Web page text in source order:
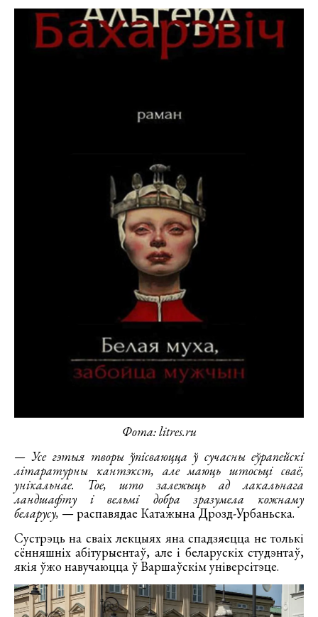
Фота: litres.ru
— Усе гэтыя творы ўпісваюцца ў сучасны еўрапейскі
літаратурны кантэкст, але маюць штосьці сваё,
унікальнае. Тое, што залежыць ад лакальнага
ландшафту і вельмі добра зразумела кожнаму
беларусу, — распавядае Катажына Дрозд-Урбаньска.
Сустрэць на сваіх лекцыях яна спадзяецца не толькі
сённяшніх абітурыентаў, але і беларускіх студэнтаў,
якія ўжо навучаюцца ў Варшаўскім універсітэце.